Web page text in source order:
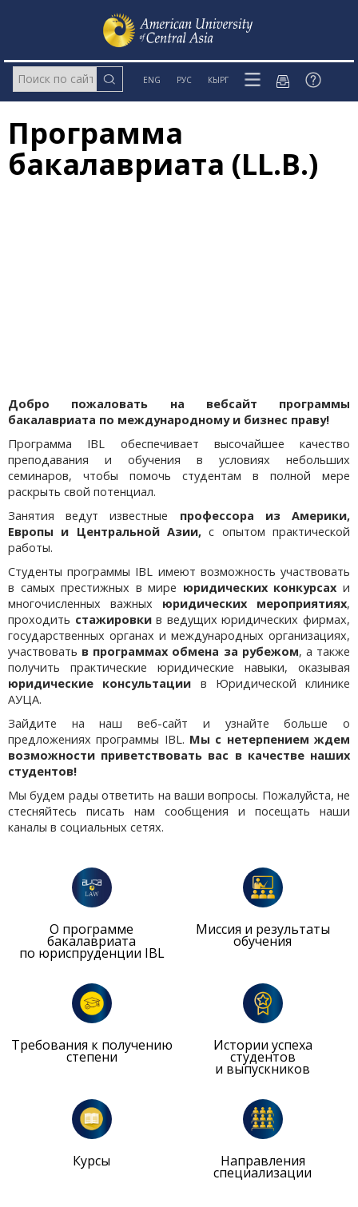
ENG РУС КЫРГ
Программа
бакалавриата (LL.B.)
Добро пожаловать на вебсайт программы
бакалавриата по международному и бизнес праву!
Программа IBL обеспечивает высочайшее качество
преподавания и обучения в условиях небольших
семинаров, чтобы помочь студентам в полной мере
раскрыть свой потенциал.
Занятия ведут известные профессора из Америки,
Европы и Центральной Азии, с опытом практической
работы.
Студенты программы IBL имеют возможность участвовать
в самых престижных в мире юридических конкурсах и
многочисленных важных юридических мероприятиях,
проходить стажировкив ведущих юридических фирмах,
государственных органах и международных организациях,
участвовать в программах обмена за рубежом, а также
получить практические юридические навыки, оказывая
юридические консультации в Юридической клинике
АУЦА.
Зайдите на наш веб-сайт и узнайте больше о
предложениях программы IBL. Мы с нетерпением ждем
возможности приветствовать вас в качестве наших
студентов!
Мы будем рады ответить на ваши вопросы. Пожалуйста, не
стесняйтесь писать нам сообщения и посещать наши
каналы в социальных сетях.
О программе
бакалавриата
по юриспруденции IBL
Миссия и результаты
обучения
Требования к получению
степени
Истории успеха
студентов
и выпускников
Курсы Направления
специализации